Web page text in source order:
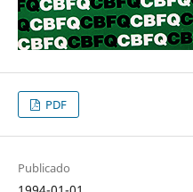
PDF
Publicado